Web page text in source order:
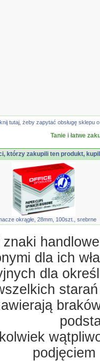
tutaj, żeby zapytać obsługę
Tanie i łatwe
którzy zakupili ten produkt,
okrągłe, 28mm, 100szt., srebrne
dla ich
dla